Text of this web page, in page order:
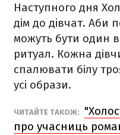
Наступного дня
дім до дівчат. Аби
можуть бути один
ритуал. Кожна
спалювати білу
усі образи.
ЧИТАЙТЕ ТАКОЖ:
про учасниць